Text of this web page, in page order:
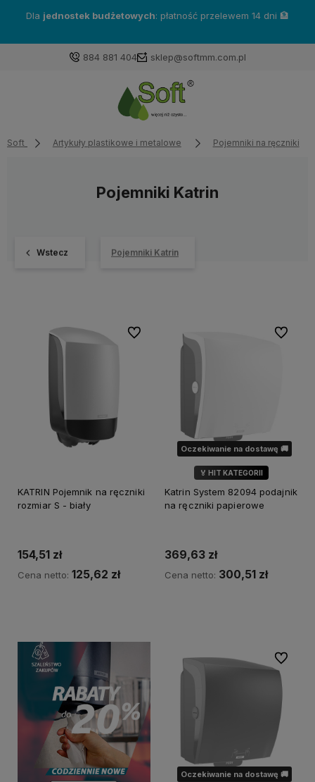
Dla jednostek budżetowych: płatność przelewem 14 dni 🏦
884 881 404 sklep@softmm.com.pl
Soft Artykuły plastikowe i metalowe Pojemniki na ręczniki
Pojemniki Katrin
Wstecz Pojemniki Katrin
KATRIN Pojemnik na ręczniki
rozmiar S - biały
154,51 zł
Cena netto: 125,62 zł
Do ulubionych
Oczekiwanie na dostawę 🚚
🏅 HIT KATEGORII
Katrin System 82094 podajnik
na ręczniki papierowe
369,63 zł
Cena netto: 300,51 zł
Do
Oczekiwanie na dostawę 🚚
Do